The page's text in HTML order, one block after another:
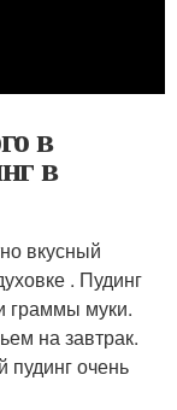
в
в
вкусный
. Пудинг
граммы муки.
на завтрак.
очень